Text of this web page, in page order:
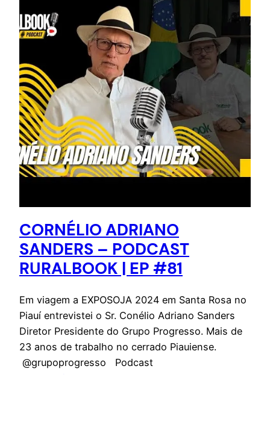
CORNÉLIO ADRIANO
SANDERS – PODCAST
RURALBOOK | EP #81
Em viagem a EXPOSOJA 2024 em Santa Rosa no
Piauí entrevistei o Sr. Conélio Adriano Sanders
Diretor Presidente do Grupo Progresso. Mais de
23 anos de trabalho no cerrado Piauiense.
@grupoprogresso Podcast